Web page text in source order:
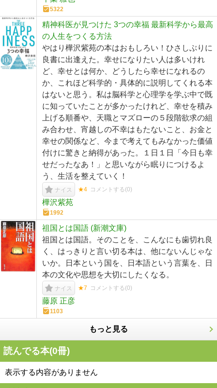
5322
精神科医が見つけた 3つの幸福 最新科学から最高
の人生をつくる方法
やはり樺沢紫苑の本はおもしろい！ひさしぶりに
良書に出逢えた。幸せになりたい人は多いけれ
ど、幸せとは何か、どうしたら幸せになれるの
か、これほど科学的・具体的に説明してくれる本
はないと思う。私は脳科学と心理学を学ぶ中で既
に知っていたことが多かったけれど、幸せを積み
上げる順番や、天職とマズローの５段階欲求の組
み合わせ、宵越しの不幸はもたないこと、お金と
幸せの関係など、今まで考えてもみなかった価値
付けに驚きと納得があった。１日１日「今日も幸
せだったなあ！」と思いながら眠りにつけるよ
う、生活を整えていく！
ナイス ★4 コメントする(0)
樺沢紫苑
1992
祖国とは国語 (新潮文庫)
祖国とは国語。そのことを、こんなにも歯切れ良
く、はっきりと言い切る本は、他にないんじゃな
いか。日本という国を、日本語という言葉を、日
本の文化や思想を大切にしたくなる。
ナイス ★7 コメントする(0)
藤原 正彦
1103
もっと見る
読んでる本(0冊)
表示する内容がありません